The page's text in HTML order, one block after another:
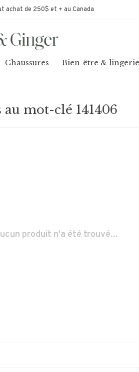
achat de 250$ et + au Canada
Chaussures Bien-être & lingerie
mot-clé 141406
produit n'a été trouvé...